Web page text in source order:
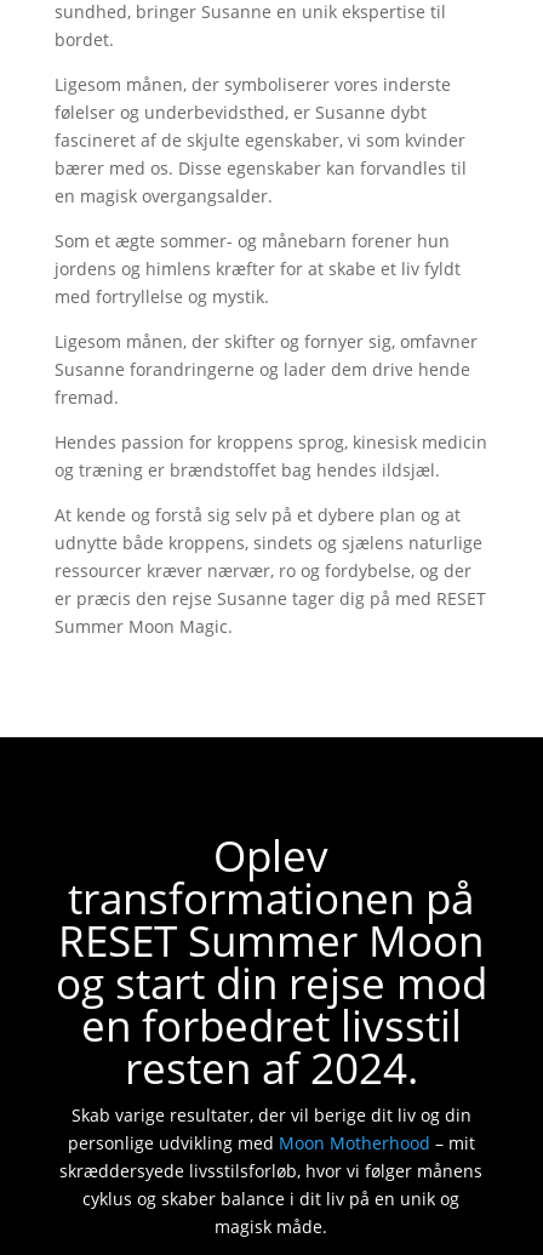
sundhed, bringer Susanne en unik ekspertise til
bordet.
Ligesom månen, der symboliserer vores inderste
følelser og underbevidsthed, er Susanne dybt
fascineret af de skjulte egenskaber, vi som kvinder
bærer med os. Disse egenskaber kan forvandles til
en magisk overgangsalder.
Som et ægte sommer- og månebarn forener hun
jordens og himlens kræfter for at skabe et liv fyldt
med fortryllelse og mystik.
Ligesom månen, der skifter og fornyer sig, omfavner
Susanne forandringerne og lader dem drive hende
fremad.
Hendes passion for kroppens sprog, kinesisk medicin
og træning er brændstoffet bag hendes ildsjæl.
At kende og forstå sig selv på et dybere plan og at
udnytte både kroppens, sindets og sjælens naturlige
ressourcer kræver nærvær, ro og fordybelse, og der
er præcis den rejse Susanne tager dig på med RESET
Summer Moon Magic.
Oplev
transformationen på
RESET Summer Moon
og start din rejse mod
en forbedret livsstil
resten af 2024.
Skab varige resultater, der vil berige dit liv og din
personlige udvikling med Moon Motherhood – mit
skræddersyede livsstilsforløb, hvor vi følger månens
cyklus og skaber balance i dit liv på en unik og
magisk måde.